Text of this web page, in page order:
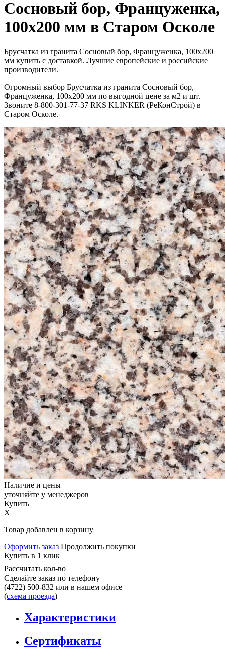
Сосновый бор, Француженка,
100х200 мм в Старом Осколе
Брусчатка из гранита Сосновый бор, Француженка, 100х200
мм купить с доставкой. Лучшие европейские и российские
производители.
Огромный выбор Брусчатка из гранита Сосновый бор,
Француженка, 100х200 мм по выгодной цене за м2 и шт.
Звоните 8-800-301-77-37 RKS KLINKER (РеКонСтрой) в
Старом Осколе.
Наличие и цены
уточняйте у менеджеров
Купить
X
Товар добавлен в корзину
Оформить заказ Продолжить покупки
Купить в 1 клик
Рассчитать кол-во
Сделайте заказ по телефону
(4722) 500-832 или в нашем офисе
(схема проезда)
Характеристики
Сертификаты